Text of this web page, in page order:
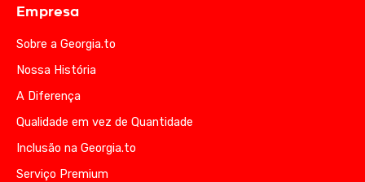
Empresa
Sobre a Georgia.to
Nossa História
A Diferença
Qualidade em vez de Quantidade
Inclusão na Georgia.to
Serviço Premium